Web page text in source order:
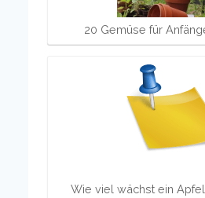
20 Gemüse für
Wie viel wächst ein